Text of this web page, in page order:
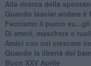
​Alla ricerca della
​Quando lasciar andare è
Facciamo il punto
Di amori, maschere e ruoli
​Amici con cui crescere
​Quando la libertà del
Buon XXV Aprile